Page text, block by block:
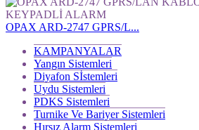
OPAX ARD-2747 GPRS/L...
KAMPANYALAR
Yangın Sistemleri
Diyafon Sİstemleri
Uydu Sistemleri
PDKS Sistemleri
Turnike Ve Bariyer Sistemleri
Hırsız Alarm Sistemleri